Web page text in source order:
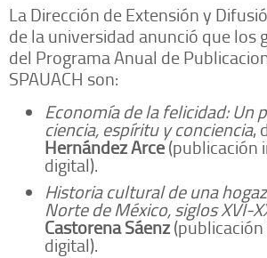
La Dirección de Extensión y
de la universidad anunció que los
del Programa Anual de
SPAUACH son:
Economía de la felicidad: Un
ciencia, espíritu y conciencia,
Hernández Arce(publicación
digital).
Historia cultural de una
Norte de México, siglos XVI-
Castorena Sáenz
digital).